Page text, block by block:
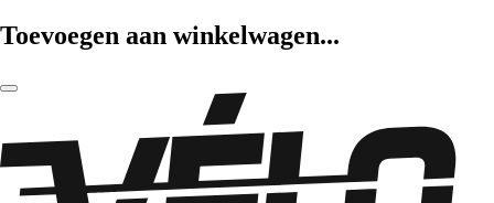
Toevoegen aan winkelwagen...